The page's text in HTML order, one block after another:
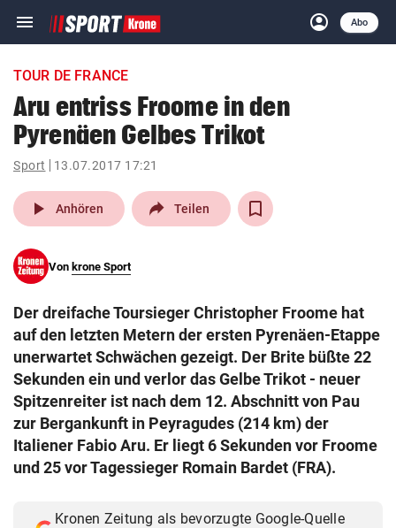
menu Navigation
ein-/ausklappen
account_circle
Anmelden
Abo
close Schließen
account_circle Anmelden
pin_drop
Wien arrow_right
search
eingeben
© Krone Multimedia GmbH & Co KG 2026
Muthgasse 2, 1190 Wien
TOUR DE FRANCE
Aru entriss Froome in den
Pyrenäen Gelbes Trikot
Sport 13.07.2017 17:21
play_arrow Anhören Teilen
Von krone Sport
Der dreifache Toursieger Christopher Froome hat
auf den letzten Metern der ersten Pyrenäen-Etappe
unerwartet Schwächen gezeigt. Der Brite büßte 22
Sekunden ein und verlor das Gelbe Trikot - neuer
Spitzenreiter ist nach dem 12. Abschnitt von Pau
zur Bergankunft in Peyragudes (214 km) der
Italiener Fabio Aru. Er liegt 6 Sekunden vor Froome
und 25 vor Tagessieger Romain Bardet (FRA).
Kronen Zeitung als bevorzugte Google-Quelle